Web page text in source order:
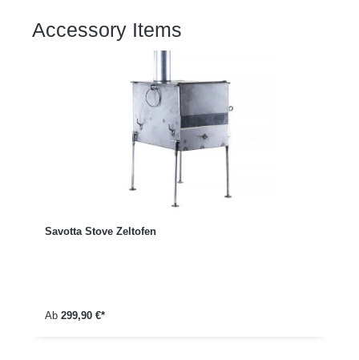
Produktgalerie überspringen
Accessory Items
Savotta Stove Zeltofen
Ab 299,90 €*